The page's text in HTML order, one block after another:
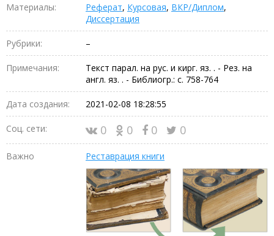
Материалы: Реферат, Курсовая, ВКР/Диплом,
Диссертация
Рубрики: –
Примечания:
Текст парал. на рус. и кирг. яз. . - Рез. на
англ. яз. . - Библиогр.: с. 758-764
Дата создания: 2021-02-08 18:28:55
Соц. сети: 0 0 0 0
Важно Реставрация книги